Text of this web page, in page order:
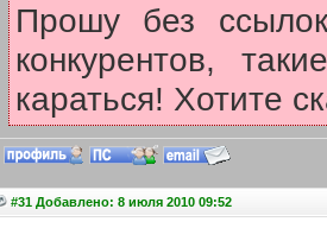
Прошу без
конкурентов,
караться! Хотите
#31 Добавлено: 8 июля 2010 09:52